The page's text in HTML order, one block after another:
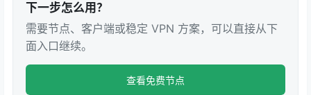
下一步怎么用？
需要节点、客户端或稳定 VPN 方案，可以直接从下
面入口继续。
查看免费节点